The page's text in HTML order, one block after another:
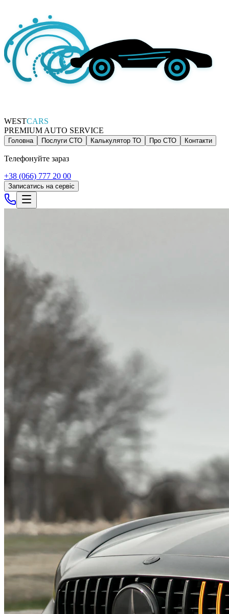
WESTCARS
PREMIUM AUTO SERVICE
Головна Послуги СТО Калькулятор ТО Про СТО Контакти
Телефонуйте зараз
+38 (066) 777 20 00
Записатись на сервіс